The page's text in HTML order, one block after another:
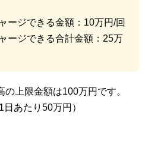
ージできる金額：10万円/回
ージできる合計金額：25万
上限金額は100万円です。
あたり50万円）